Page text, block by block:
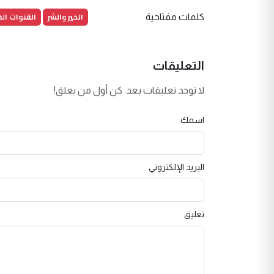
كلمات مفتاحية الخير والشر القنوات
التعليقات
لا توجد تعليقات بعد. كن أول من يعلق!
اسمك
البريد الإلكتروني
تعليق